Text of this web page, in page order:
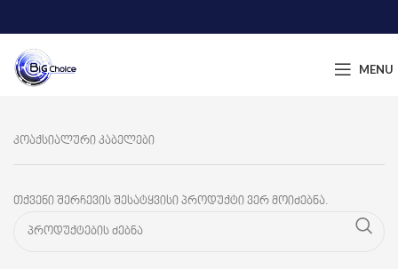
MENU
კოაქსიალური კაბელები
თქვენი შერჩევის შესატყვისი პროდუქტი ვერ მოიძებნა.